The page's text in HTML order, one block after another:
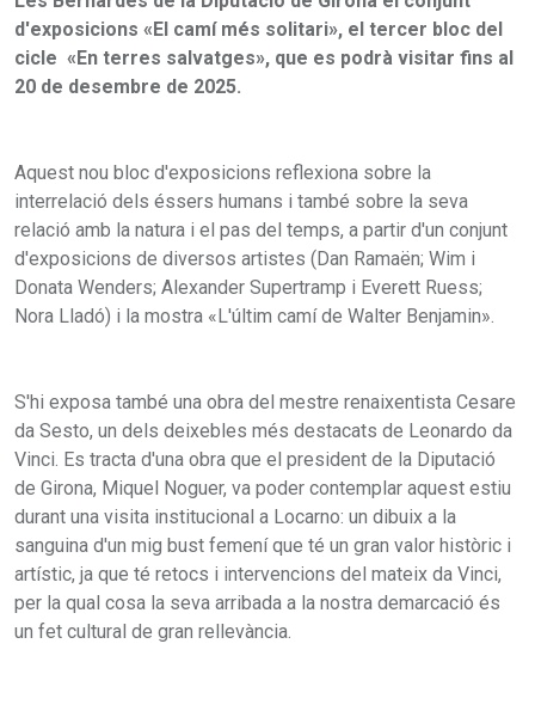
d'exposicions «El camí més solitari», el tercer bloc del
cicle «En terres salvatges», que es podrà visitar fins al
20 de desembre de 2025.
Aquest nou bloc d'exposicions reflexiona sobre la
interrelació dels éssers humans i també sobre la seva
relació amb la natura i el pas del temps, a partir d'un conjunt
d'exposicions de diversos artistes (Dan Ramaën; Wim i
Donata Wenders; Alexander Supertramp i Everett Ruess;
Nora Lladó) i la mostra «L'últim camí de Walter Benjamin».
S'hi exposa també una obra del mestre renaixentista Cesare
da Sesto, un dels deixebles més destacats de Leonardo da
Vinci. Es tracta d'una obra que el president de la Diputació
de Girona, Miquel Noguer, va poder contemplar aquest estiu
durant una visita institucional a Locarno: un dibuix a la
sanguina d'un mig bust femení que té un gran valor històric i
artístic, ja que té retocs i intervencions del mateix da Vinci,
per la qual cosa la seva arribada a la nostra demarcació és
un fet cultural de gran rellevància.